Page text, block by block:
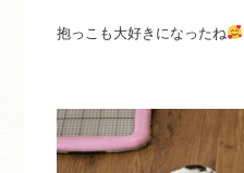
抱っこも大好きになったね